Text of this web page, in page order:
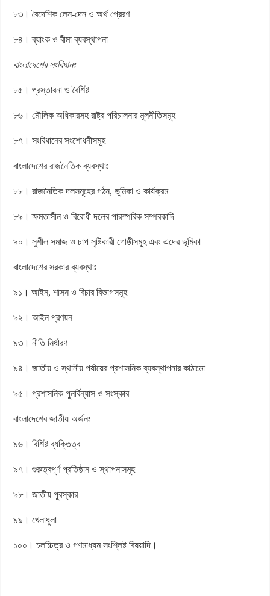
৮৩। বৈদেশিক লেন-দেন ও অর্থ প্রেরণ
৮৪। ব্যাংক ও বীমা ব্যবস্থাপনা
বাংলাদেশের সংবিধানঃ
৮৫। প্রস্তাবনা ও বৈশিষ্ট
৮৬। মৌলিক অধিকারসহ রাষ্ট্র পরিচালনার মূলনীতিসমূহ
৮৭। সংবিধানের সংশোধনীসমূহ
বাংলাদেশের রাজনৈতিক ব্যবস্থাঃ
৮৮। রাজনৈতিক দলসমূহের গঠন, ভূমিকা ও কার্যক্রম
৮৯। ক্ষমতাসীন ও বিরোধী দলের পারস্পরিক সম্পরকাদি
৯০। সুশীল সমাজ ও চাপ সৃষ্টিকারী গোষ্ঠীসমূহ এবং এদের ভূমিকা
বাংলাদেশের সরকার ব্যবস্থাঃ
৯১। আইন, শাসন ও বিচার বিভাগসমূহ
৯২। আইন প্রণয়ন
৯৩। নীতি নির্ধারণ
৯৪। জাতীয় ও স্থানীয় পর্যায়ের প্রশাসনিক ব্যবস্থাপনার কাঠামো
৯৫। প্রশাসনিক পুনর্বিন্যাস ও সংস্কার
বাংলাদেশের জাতীয় অর্জনঃ
৯৬। বিশিষ্ট ব্যক্তিত্ব
৯৭। গুরুত্বপূর্ণ প্রতিষ্ঠান ও স্থাপনাসমূহ
৯৮। জাতীয় পুরস্কার
৯৯। খেলাধুলা
১০০। চলচ্চিত্র ও গণমাধ্যম সংশ্লিষ্ট বিষয়াদি।